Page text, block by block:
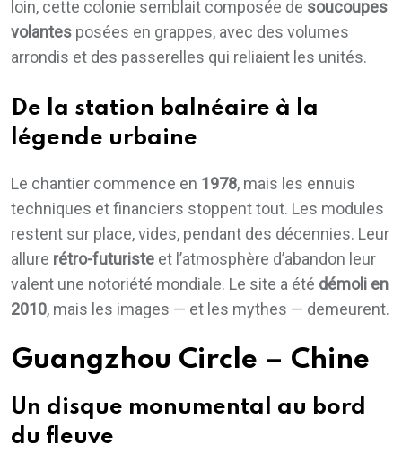
loin, cette colonie semblait composée de soucoupes
volantes posées en grappes, avec des volumes
arrondis et des passerelles qui reliaient les unités.
De la station balnéaire à la
légende urbaine
Le chantier commence en 1978, mais les ennuis
techniques et financiers stoppent tout. Les modules
restent sur place, vides, pendant des décennies. Leur
allure rétro-futuriste et l’atmosphère d’abandon leur
valent une notoriété mondiale. Le site a été démoli en
2010, mais les images — et les mythes — demeurent.
Guangzhou Circle – Chine
Un disque monumental au bord
du fleuve